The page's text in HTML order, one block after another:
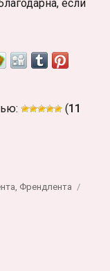
если
(11
Френдлента